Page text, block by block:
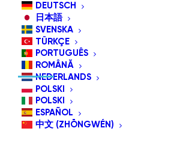
DEUTSCH
日本語
SVENSKA
TÜRKÇE
PORTUGUÊS
ROMÂNĂ
NEDERLANDS
POLSKI
POLSKI
ESPAÑOL
中文 (ZHŌNGWÉN)
LES INFORMATIONS DE
CONTACT
8605 Santa Monica Boulevard
Hollywood, CA 90025 États-